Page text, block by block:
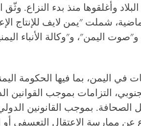
وأغلقوها منذ بدء النزاع.
شملت "يمن لايف للإنتاج
اليمن"، و"وكالة الأنباء
اليمن، بما فيها الحكومة
التزامات بموجب القوانين
الصحافة. بموجب القانونين
عن ممارسة الاعتقال التعسفي أو